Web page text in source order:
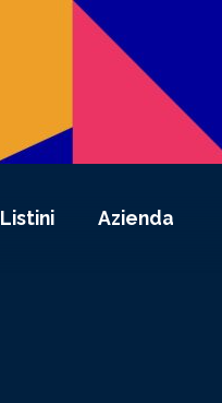
Listini Azienda